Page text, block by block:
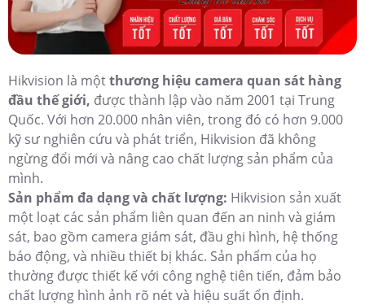
Hikvision là mộtthương hiệu camera quan sát hàng
đầu thế giới, được thành lập vào năm 2001 tại Trung
Quốc. Với hơn 20.000 nhân viên, trong đó có hơn 9.000
kỹ sư nghiên cứu và phát triển, Hikvision đã không
ngừng đổi mới và nâng cao chất lượng sản phẩm của
mình.
Sản phẩm đa dạng và chất lượng: Hikvision sản xuất
một loạt các sản phẩm liên quan đến an ninh và giám
sát, bao gồm camera giám sát, đầu ghi hình, hệ thống
báo động, và nhiều thiết bị khác. Sản phẩm của họ
thường được thiết kế với công nghệ tiên tiến, đảm bảo
chất lượng hình ảnh rõ nét và hiệu suất ổn định.